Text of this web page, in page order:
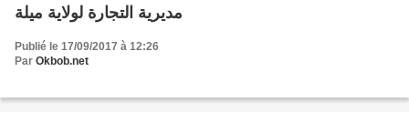
مديرية التجارة لولاية ميلة
Publié le 17/09/2017 à 12:26
Par Okbob.net